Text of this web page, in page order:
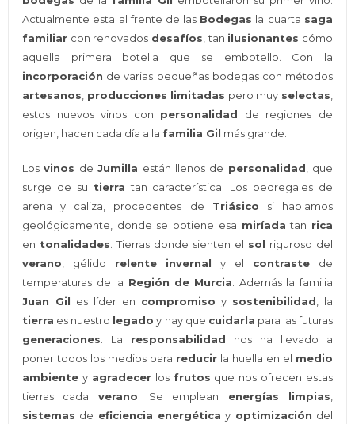
Actualmente esta al frente de las Bodegas la cuarta saga
familiar con renovados desafíos, tan ilusionantes cómo
aquella primera botella que se embotello. Con la
incorporación de varias pequeñas bodegas con métodos
artesanos, producciones limitadas pero muy selectas,
estos nuevos vinos con personalidad de regiones de
origen, hacen cada día a la familia Gil más grande.
Losvinos deJumilla están llenos de personalidad, que
surge de su tierra tan característica. Los pedregales de
arena y caliza, procedentes de Triásico si hablamos
geológicamente, donde se obtiene esa miríada tan rica
en tonalidades. Tierras donde sienten el sol riguroso del
verano, gélido relente invernal y el contraste de
temperaturas de la Región de Murcia. Además la familia
Juan Gil es líder en compromiso y sostenibilidad, la
tierra es nuestro legado y hay que cuidarla para las futuras
generaciones. La responsabilidad nos ha llevado a
poner todos los medios para reducir la huella en el medio
ambiente y agradecerlos frutos que nos ofrecen estas
tierras cada verano. Se emplean energías limpias,
sistemas de eficiencia energética y optimización del